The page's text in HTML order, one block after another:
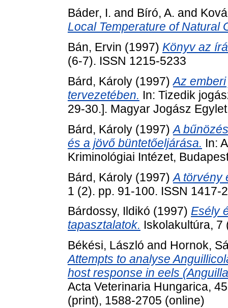
Báder, I. and Bíró, A. and
Local Temperature of Natural
Bán, Ervin (1997) Könyv az
(6-7). ISSN 1215-5233
Bárd, Károly (1997)Az
tervezetében. In: Tizedik
29-30.]. Magyar Jogász
Bárd, Károly (1997)A
és a jövő büntetőeljárása. In:
Kriminológiai Intézet,
Bárd, Károly (1997)A törvény
1 (2). pp. 91-100. ISSN 1417-
Bárdossy, Ildikó (1997) Esély
tapasztalatok. Iskolakultúra, 7
Békési, László and Hornok,
Attempts to analyse
host response in eels
Acta Veterinaria Hungarica,
(print), 1588-2705 (online)